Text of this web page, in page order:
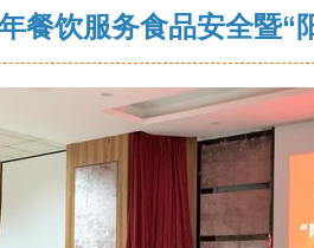
餐饮服务食品安全暨“